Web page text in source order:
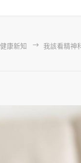
健康新知 我該看精神